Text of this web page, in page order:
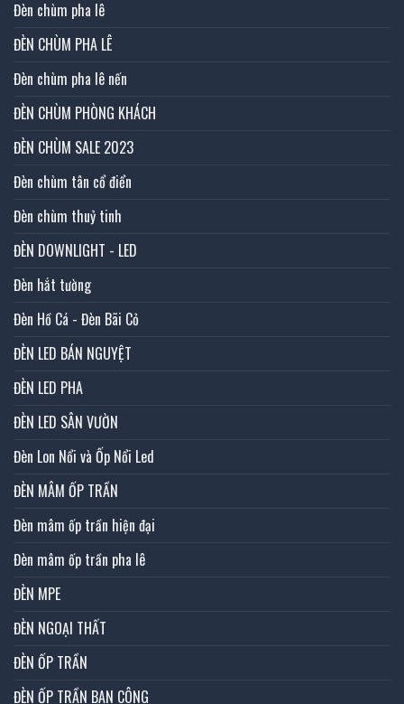
Đèn chùm pha lê
ĐÈN CHÙM PHA LÊ
Đèn chùm pha lê nến
ĐÈN CHÙM PHÒNG KHÁCH
ĐÈN CHÙM SALE 2023
Đèn chùm tân cổ điển
Đèn chùm thuỷ tinh
ĐÈN DOWNLIGHT - LED
Đèn hắt tường
Đèn Hồ Cá - Đèn Bãi Cỏ
ĐÈN LED BÁN NGUYỆT
ĐÈN LED PHA
ĐÈN LED SÂN VƯỜN
Đèn Lon Nổi và Ốp Nổi Led
ĐÈN MÂM ỐP TRẦN
Đèn mâm ốp trần hiện đại
Đèn mâm ốp trần pha lê
ĐÈN MPE
ĐÈN NGOẠI THẤT
ĐÈN ỐP TRẦN
ĐÈN ỐP TRẦN BAN CÔNG